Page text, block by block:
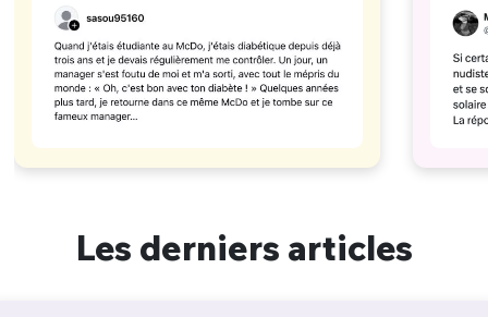
Les derniers articles